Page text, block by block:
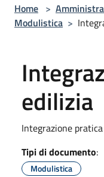
Home >
Modulistica >
edilizia
Integrazione
Tipi di documento:
Modulistica